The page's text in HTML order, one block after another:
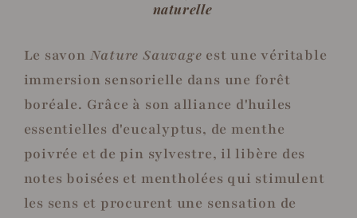
naturelle
Le savon Nature Sauvage est une véritable
immersion sensorielle dans une forêt
boréale. Grâce à son alliance d'huiles
essentielles d'eucalyptus, de menthe
poivrée et de pin sylvestre, il libère des
notes boisées et mentholées qui stimulent
les sens et procurent une sensation de